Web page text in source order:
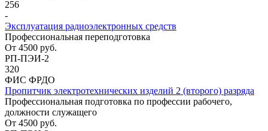
256
-
Эксплуатация радиоэлектронных средств
Профессиональная переподготовка
От 4500 руб.
РП-ПЭИ-2
320
ФИС ФРДО
Пропитчик электротехнических изделий 2 (второго) разряда
Профессиональная подготовка по профессии рабочего,
должности служащего
От 4500 руб.